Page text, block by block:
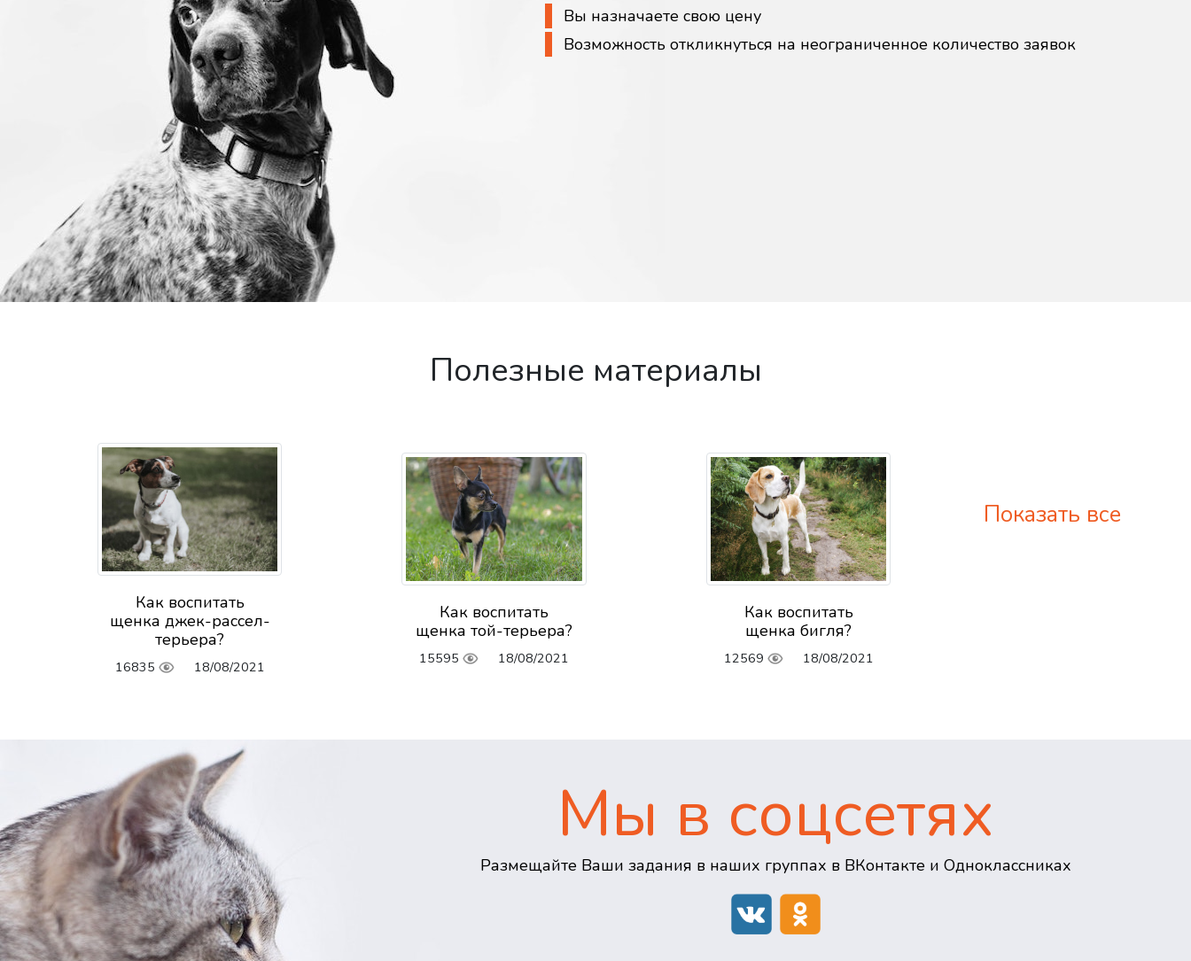
Вы назначаете свою цену
Возможность откликнуться на неограниченное количество заявок
Полезные материалы
Как воспитать
щенка джек-рассел-
терьера?
16835 18/08/2021
Как воспитать
щенка той-терьера?
15595 18/08/2021
Как воспитать
щенка бигля?
12569 18/08/2021
Показать все
Мы в соцсетях
Размещайте Ваши задания в наших группах в ВКонтакте и Одноклассниках